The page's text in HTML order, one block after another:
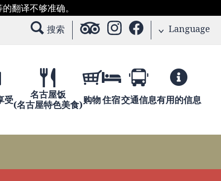
翻译不够准确。
搜索 Language
受
名古屋饭
(名古屋特色美食)购物住宿交通信息有用的信息